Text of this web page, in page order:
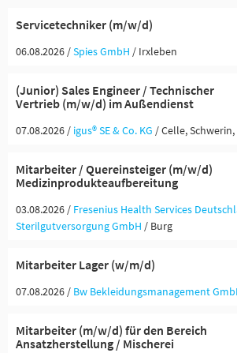
Servicetechniker (m/w/d)
06.08.2026 /Spies GmbH / Irxleben
(Junior) Sales Engineer / Technischer
Vertrieb (m/w/d) im Außendienst
07.08.2026 / igus® SE & Co. KG / Celle,
Mitarbeiter / Quereinsteiger (m/w/d)
Medizinprodukteaufbereitung
03.08.2026 / Fresenius Health Services
Sterilgutversorgung GmbH / Burg
Mitarbeiter Lager (w/m/d)
07.08.2026 / Bw Bekleidungsmanagement
Mitarbeiter (m/w/d) für den Bereich
Ansatzherstellung / Mischerei